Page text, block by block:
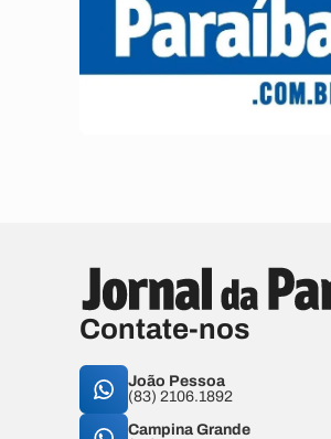
Contate-nos
João Pessoa
(83) 2106.1892
Campina Grande